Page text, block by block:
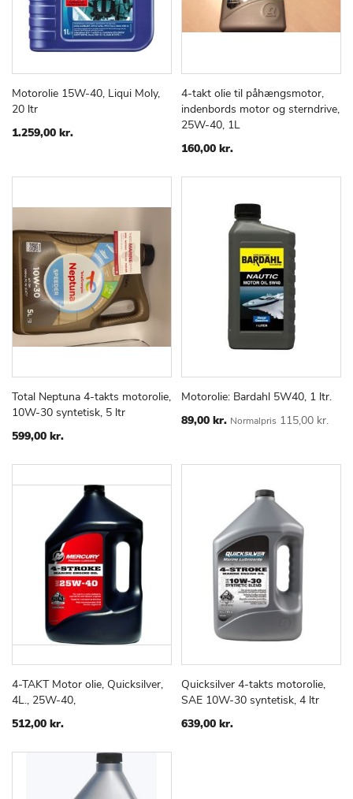
Læg i kurv
TILFØJSAMMENLIGN
Motorolie 15W-40, Liqui Moly,
20 ltr
1.259,00 kr.
Læg i kurv
TILFØJ
TIL
4-takt olie til påhængsmotor,
indenbords motor og sterndrive,
25W-40, 1L
160,00 kr.
Læg i kurv
TILFØJ
TIL
SAMMENLIGN
Total Neptuna 4-takts motorolie,
10W-30 syntetisk, 5 ltr
599,00 kr.
Læg i kurv
TILFØJ
TIL
Motorolie: Bardahl 5W40, 1 ltr.
Special
89,00 kr. Normalpris 115,00 kr.
Læg i kurv
TILFØJ
SAMMENLIGN
4-TAKT Motor olie, Quicksilver,
4L., 25W-40,
512,00 kr.
Læg i kurv
TILFØJ
TIL
Quicksilver 4-takts motorolie,
SAE 10W-30 syntetisk, 4 ltr
639,00 kr.